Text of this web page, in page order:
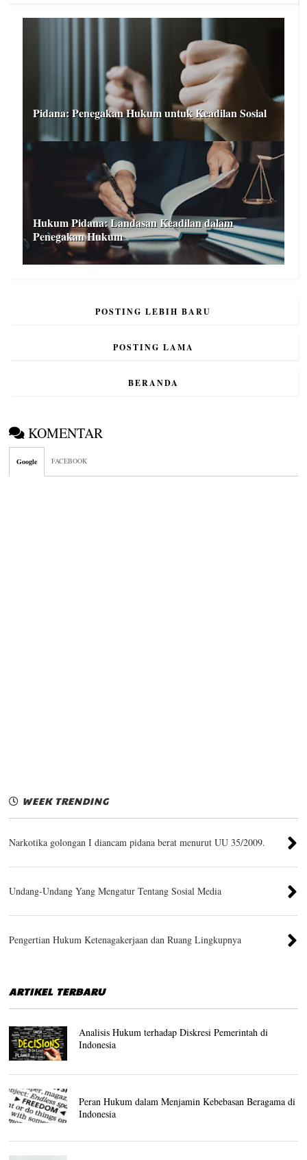
Pidana: Penegakan Hukum untuk Keadilan Sosial
Hukum Pidana: Landasan Keadilan dalam
Penegakan Hukum
POSTING LEBIH BARU
POSTING LAMA
BERANDA
KOMENTAR
Google FACEBOOK
WEEK TRENDING
Narkotika golongan I diancam pidana berat menurut UU 35/2009.
Undang-Undang Yang Mengatur Tentang Sosial Media
Pengertian Hukum Ketenagakerjaan dan Ruang Lingkupnya
ARTIKEL TERBARU
Analisis Hukum terhadap Diskresi Pemerintah di
Indonesia
Peran Hukum dalam Menjamin Kebebasan Beragama di
Indonesia